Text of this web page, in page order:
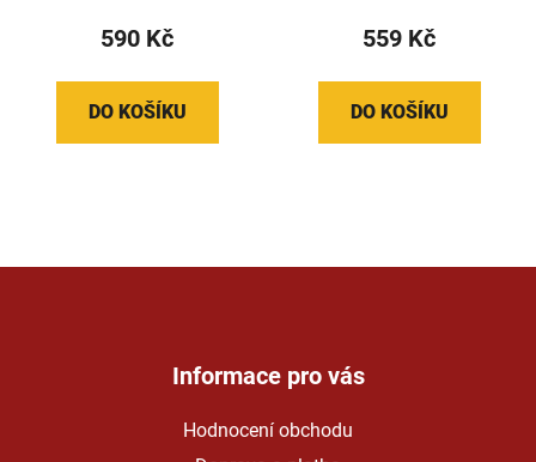
590 Kč
DO KOŠÍKU
559 Kč
DO KOŠÍKU
Informace pro vás
Hodnocení obchodu